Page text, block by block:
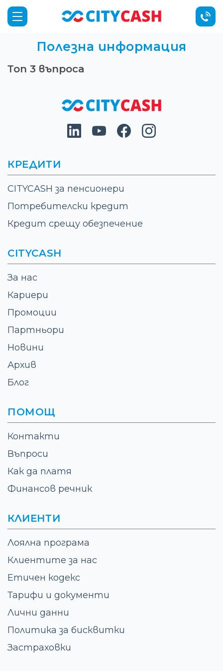
Полезна информация
Топ 3 въпроса
КРЕДИТИ
CITYCASH за пенсионери
Потребителски кредит
Кредит срещу обезпечение
CITYCASH
За нас
Кариери
Промоции
Партньори
Новини
Архив
Блог
ПОМОЩ
Контакти
Въпроси
Как да платя
Финансов речник
КЛИЕНТИ
Лоялна програма
Клиентите за нас
Етичен кодекс
Тарифи и документи
Лични данни
Политика за бисквитки
Застраховки